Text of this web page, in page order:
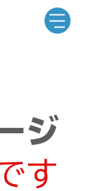
ジ
す